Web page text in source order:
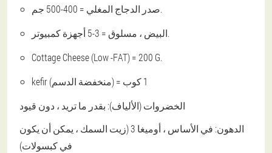
صدر الدجاج المغلي = 400-500 جم.
البيض ، مسلوق = 3-5 أجهزة كمبيوتر.
Cottage Cheese (Low -FAT) = 200 G.
kefir (منخفضة الدسم) = 1 كوب
الخضروات (الألياف): بقدر ما تريد ، دون قيود
الدهون: في الأساس ، أوميغا 3 (زيت السمك ، يمكن أن يكون
في كبسولات)